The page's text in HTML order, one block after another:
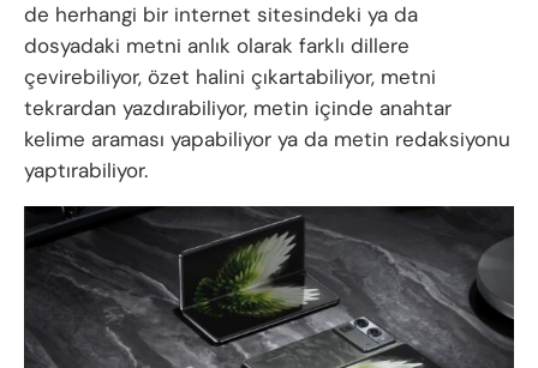
de herhangi bir internet sitesindeki ya da
dosyadaki metni anlık olarak farklı dillere
çevirebiliyor, özet halini çıkartabiliyor, metni
tekrardan yazdırabiliyor, metin içinde anahtar
kelime araması yapabiliyor ya da metin redaksiyonu
yaptırabiliyor.